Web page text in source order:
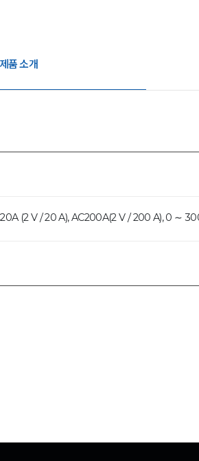
제품 소개
(2 V / 20 A), AC200A(2 V / 200 A), 0 ∼